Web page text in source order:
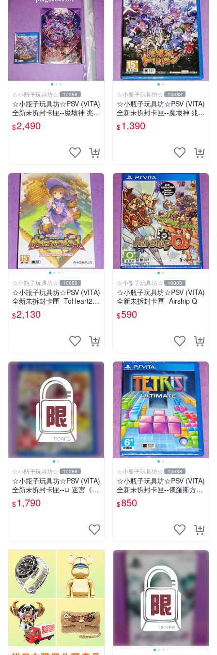
☆小瓶子玩具坊☆ 10088
☆小瓶子玩具坊☆PSV (VITA)
全新未拆封卡匣--魔壞神 兆力
翁 Trader 店舖特典通常版
+特典--美術集
$2,490
☆小瓶子玩具坊☆ 10088
☆小瓶子玩具坊☆PSV (VITA)
全新未拆封卡匣--魔壞神 兆力
翁 (亞版日文版)
$1,390
☆小瓶子玩具坊☆ 10088
☆小瓶子玩具坊☆PSV (VITA)
全新未拆封卡匣--ToHeart2
迷宮旅人 限定版
$2,130
☆小瓶子玩具坊☆ 10088
☆小瓶子玩具坊☆PSV (VITA)
全新未拆封卡匣--Airship Q
$590
☆小瓶子玩具坊☆ 10088
☆小瓶子玩具坊☆PSV (VITA)
全新未拆封卡匣--ω 迷宮《ω
Labyrinth》(日版)
$1,790
☆小瓶子玩具坊☆ 10088
☆小瓶子玩具坊☆PSV (VITA)
全新未拆封卡匣--俄羅斯方塊
終極版
$850